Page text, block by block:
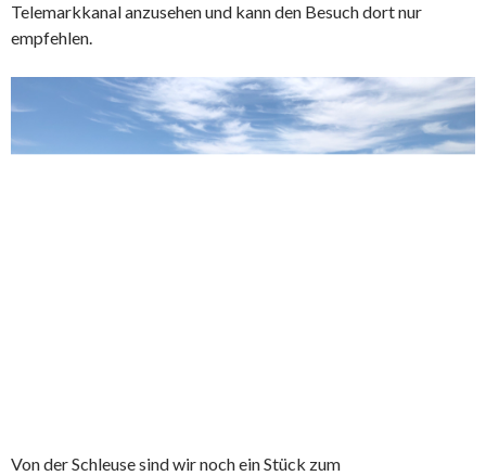
Telemarkkanal anzusehen und kann den Besuch dort nur
empfehlen.
Von der Schleuse sind wir noch ein Stück zum